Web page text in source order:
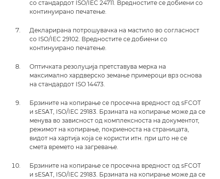
со стандардот ISO/IEC 24711. Вредностите се добиени со
континуирано печатење.
Декларирана потрошувачка на мастило во согласност
со ISO/IEC 29102. Вредностите се добиени со
континуирано печатење.
Оптичката резолуција претставува мерка на
максимално хардверско земање примероци врз основа
на стандардот ISO 14473.
Брзините на копирање се просечна вредност од sFCOT
и sESAT, ISO/IEC 29183. Брзината на копирање може да се
менува во зависност од комплексноста на документот,
режимот на копирање, покриеноста на страницата,
видот на хартија која се користи итн. при што не се
смета времето на загревање.
Брзините на копирање се просечна вредност од sFCOT
и sESAT, ISO/IEC 29183. Брзината на копирање може да се